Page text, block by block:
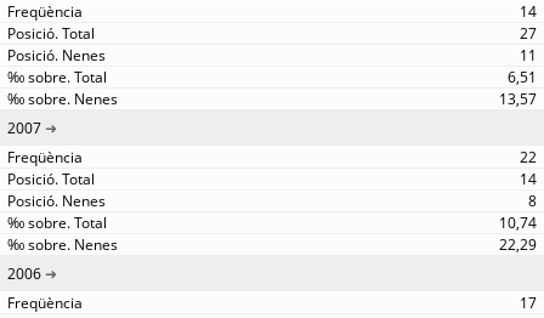
14
27
11
6,51
13,57
2007
22
14
8
10,74
22,29
2006
17